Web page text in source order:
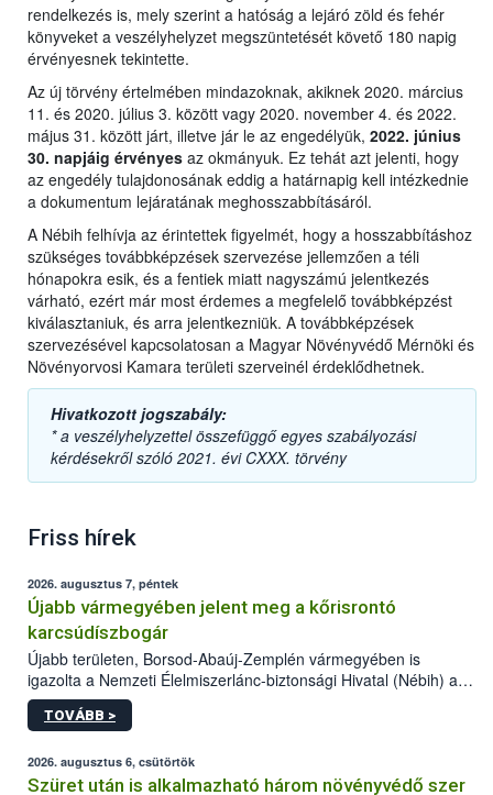
rendelkezés is, mely szerint a hatóság a lejáró zöld és fehér
könyveket a veszélyhelyzet megszüntetését követő 180 napig
érvényesnek tekintette.
Az új törvény értelmében mindazoknak, akiknek 2020. március
11. és 2020. július 3. között vagy 2020. november 4. és 2022.
május 31. között járt, illetve jár le az engedélyük, 2022. június
30. napjáig érvényes az okmányuk. Ez tehát azt jelenti, hogy
az engedély tulajdonosának eddig a határnapig kell intézkednie
a dokumentum lejáratának meghosszabbításáról.
A Nébih felhívja az érintettek figyelmét, hogy a hosszabbításhoz
szükséges továbbképzések szervezése jellemzően a téli
hónapokra esik, és a fentiek miatt nagyszámú jelentkezés
várható, ezért már most érdemes a megfelelő továbbképzést
kiválasztaniuk, és arra jelentkezniük. A továbbképzések
szervezésével kapcsolatosan a Magyar Növényvédő Mérnöki és
Növényorvosi Kamara területi szerveinél érdeklődhetnek.
Hivatkozott jogszabály:
* a veszélyhelyzettel összefüggő egyes szabályozási
kérdésekről szóló 2021. évi CXXX. törvény
Friss hírek
2026. augusztus 7, péntek
Újabb vármegyében jelent meg a kőrisrontó
karcsúdíszbogár
Újabb területen, Borsod-Abaúj-Zemplén vármegyében is
igazolta a Nemzeti Élelmiszerlánc-biztonsági Hivatal (Nébih) a
kőrisrontó karcsúdíszbogár (Agrilus planipennis) jelenlétét. A
kártevőt nem csak színcsapdában találták meg, de már fertőzött
az intenzív felderítést, emellett az intézkedéseket a szlovák
hatósággal is összehangolják a terjedés megállítása érdekében.
TOVÁBB >
2026. augusztus 6, csütörtök
Szüret után is alkalmazható három növényvédő szer